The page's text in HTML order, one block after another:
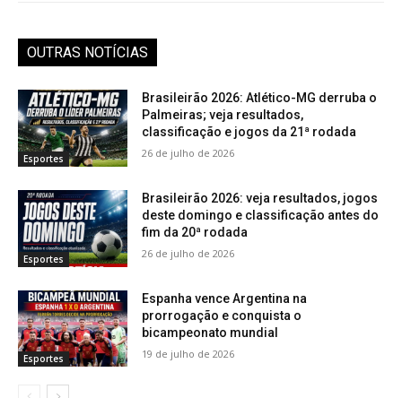
OUTRAS NOTÍCIAS
Esportes
Brasileirão 2026: Atlético-MG derruba o
Palmeiras; veja resultados,
classificação e jogos da 21ª rodada
26 de julho de 2026
Esportes
Brasileirão 2026: veja resultados, jogos
deste domingo e classificação antes do
fim da 20ª rodada
26 de julho de 2026
Esportes
Espanha vence Argentina na
prorrogação e conquista o
bicampeonato mundial
19 de julho de 2026